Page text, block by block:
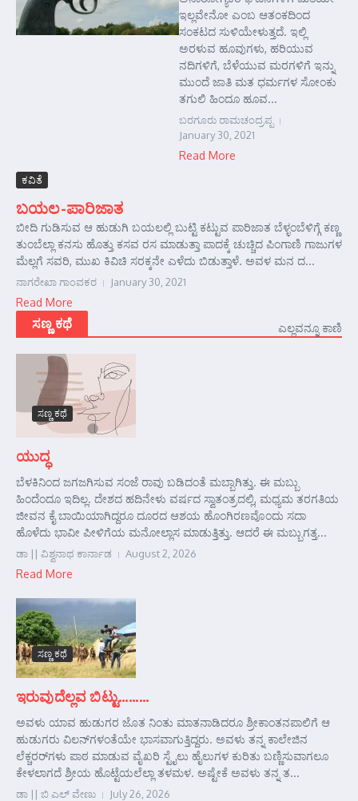
ಇಲ್ಲವೇನೋ ಎಂಬ ಆತಂಕದಿಂದ
ಸಂಕಟದ ಸುಳಿಯೇಳುತ್ತದೆ. ಇಲ್ಲಿ
ಅರಳುವ ಹೂವುಗಳು, ಹರಿಯುವ
ನದಿಗಳಿಗೆ, ಬೆಳೆಯುವ ಮರಗಳಿಗೆ ಇನ್ನು
ಮುಂದೆ ಜಾತಿ ಮತ ಧರ್ಮಗಳ ಸೋಂಕು
ತಗುಲಿ ಹಿಂದೂ ಹೂವ...
ಬರಗೂರು ರಾಮಚಂದ್ರಪ್ಪ
January 30, 2021
Read More
ಕವಿತೆ
ಬಯಲ-ಪಾರಿಜಾತ
ಬೀದಿ ಗುಡಿಸುವ ಆ ಹುಡುಗಿ ಬಯಲಲ್ಲಿ ಬುಟ್ಟಿ ಕಟ್ಟುವ ಪಾರಿಜಾತ ಬೆಳ್ಳಂಬೆಳಿಗ್ಗೆ ಕಣ್ಣ
ತುಂಬೆಲ್ಲಾ ಕನಸು ಹೊತ್ತು ಕಸವ ರಸ ಮಾಡುತ್ತಾ ಪಾದಕ್ಕೆ ಚುಚ್ಚಿದ ಪಿಂಗಾಣಿ ಗಾಜುಗಳ
ಮೆಲ್ಲಗೆ ಸವರಿ, ಮುಖ ಕಿವಿಚಿ ಸರಕ್ಕನೇ ಎಳೆದು ಬಿಡುತ್ತಾಳೆ. ಅವಳ ಮನ ದ...
ನಾಗರೇಖಾ ಗಾಂವಕರ January 30, 2021
Read More
ಸಣ್ಣ ಕಥೆ ಎಲ್ಲವನ್ನೂ ಕಾಣಿ
ಸಣ್ಣ ಕಥೆ
ಯುದ್ಧ
ಬೆಳಕಿನಿಂದ ಜಗಜಗಿಸುವ ಸಂಜೆ ರಾವು ಬಡಿದಂತೆ ಮಬ್ಬಾಗಿತ್ತು. ಈ ಮಬ್ಬು
ಹಿಂದೆಂದೂ ಇದಿಲ್ಲ. ದೇಶದ ಹದಿನೇಳು ವರ್ಷದ ಸ್ವಾತಂತ್ರದಲ್ಲಿ, ಮಧ್ಯಮ ತರಗತಿಯ
ಜೀವನ ಕೈ ಬಾಯಿಯಾಗಿದ್ದರೂ ದೂರದ ಆಶಯ ಹೊಂಗಿರಣವೊಂದು ಸದಾ
ಹೊಳೆದು ಭಾವೀ ಪೀಳಿಗೆಯ ಮನೋಲ್ಲಾಸ ಮಾಡುತ್ತಿತ್ತು. ಆದರೆ ಈ ಮಬ್ಬುಗತ್ತ...
ಡಾ || ವಿಶ್ವನಾಥ ಕಾರ್ನಾಡ August 2, 2026
Read More
ಸಣ್ಣ ಕಥೆ
ಇರುವುದೆಲ್ಲವ ಬಿಟ್ಟು………
ಅವಳು ಯಾವ ಹುಡುಗರ ಜೊತ ನಿಂತು ಮಾತನಾಡಿದರೂ ಶ್ರೀಕಾಂತನಪಾಲಿಗೆ ಆ
ಹುಡುಗರು ವಿಲನ್‌ಗಳಂತೆಯೇ ಭಾಸವಾಗುತ್ತಿದ್ದರು. ಅವಳು ತನ್ನ ಕಾಲೇಜಿನ
ಲೆಕ್ಚರರ್‌ಗಳು ಪಾಠ ಮಾಡುವ ವೈಖರಿ ಸ್ಟೈಲು ಹೈಲುಗಳ ಕುರಿತು ಬಣ್ಣಿಸುವಾಗಲೂ
ಕೇಳಲಾಗದೆ ಶ್ರೀಯ ಹೊಟ್ಟೆಯಲೆಲ್ಲಾ ತಳಮಳ. ಅಷ್ಟೇಕೆ ಅವಳು ತನ್ನ ತ...
ಡಾ || ಬಿ ಎಲ್ ವೇಣು July 26, 2026